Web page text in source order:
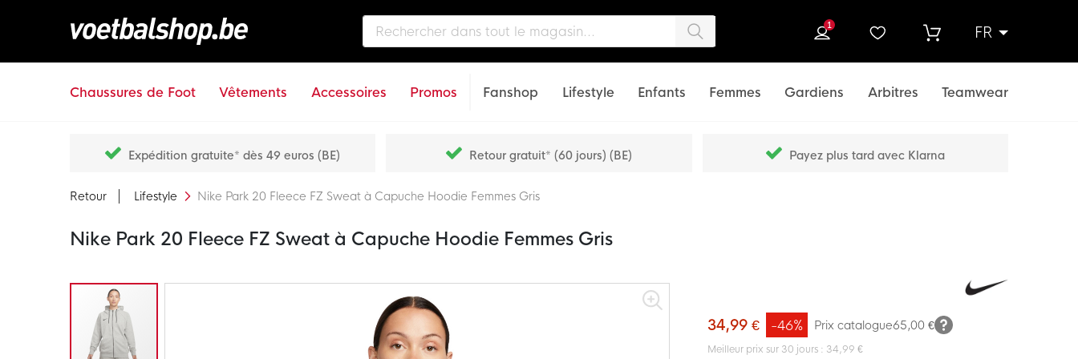
FR
1
Chaussures de Foot Vêtements Accessoires Promos Fanshop Lifestyle Enfants Femmes Gardiens Arbitres Teamwear
Expédition gratuite* dès 49 euros (BE) Retour gratuit* (60 jours) (BE) Payez plus tard avec Klarna
Retour Lifestyle Nike Park 20 Fleece FZ Sweat à Capuche Hoodie Femmes Gris
Nike Park 20 Fleece FZ Sweat à Capuche Hoodie Femmes Gris
Passer
34,99 € Prix catalogue65,00 €
-46%
Meilleur prix sur 30 jours : 34,99 €